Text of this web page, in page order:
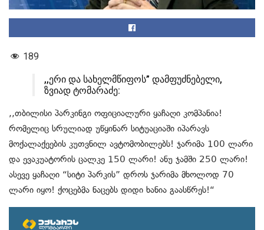
189
,,ერი და სახელმწიფოს” დამფუძნებელი,
ზვიად ტომარაძე:
,,თბილისი პარკინგი ოფიციალური ყაჩაღი კომპანია!
რომელიც სრულიად უწყინარ სიტუაციაში იპარავს
მოქალაქეების კუთვნილ ავტომობილებს! ჯარიმა 100 ლარი
და ევაკუატორის ცალკე 150 ლარი! ანუ ჯამში 250 ლარი!
ასევე ყაჩაღი “სიტი პარკის” დროს ჯარიმა მხოლოდ 70
ლარი იყო! ქოცებმა ნაცებს დიდი ხანია გაასწრეს!“